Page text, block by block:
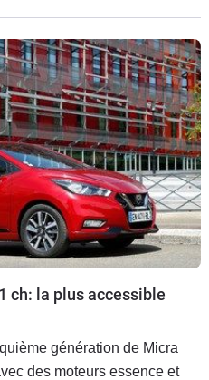
en prendre le volant pour la
ch: la plus accessible
génération de Micra
des moteurs essence et